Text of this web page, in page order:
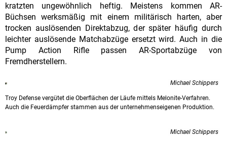
kratzten ungewöhnlich heftig. Meistens kommen AR-
Büchsen werksmäßig mit einem militärisch harten, aber
trocken auslösenden Direktabzug, der später häufig durch
leichter auslösende Matchabzüge ersetzt wird. Auch in die
Pump Action Rifle passen AR-Sportabzüge von
Fremdherstellern.
Michael Schippers
Troy Defense vergütet die Oberflächen der Läufe mittels Melonite-Verfahren.
Auch die Feuerdämpfer stammen aus der unternehmenseigenen Produktion.
Michael Schippers